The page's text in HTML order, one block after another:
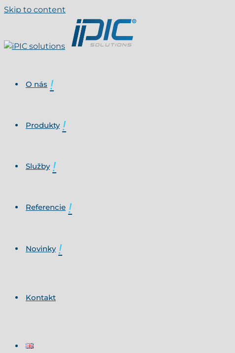
Skip to content
O nás
Produkty
Služby
Referencie
Novinky
Kontakt